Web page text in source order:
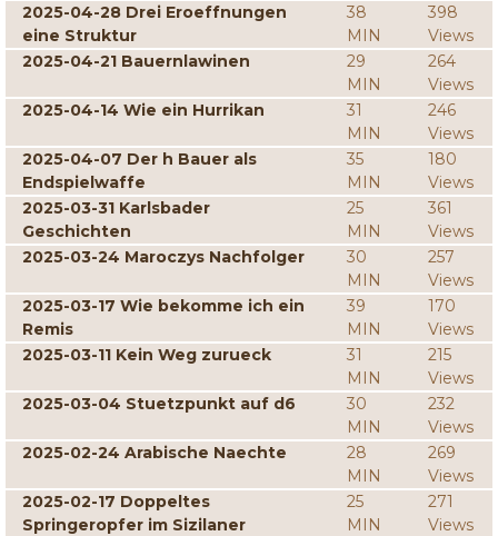
2025-04-28 Drei Eroeffnungen
eine Struktur
38
MIN
398
Views
2025-04-21 Bauernlawinen
29
MIN
264
Views
2025-04-14 Wie ein Hurrikan
31
MIN
246
Views
2025-04-07 Der h Bauer als
Endspielwaffe
35
MIN
180
Views
2025-03-31 Karlsbader
Geschichten
25
MIN
361
Views
2025-03-24 Maroczys Nachfolger
30
MIN
257
Views
2025-03-17 Wie bekomme ich ein
Remis
39
MIN
170
Views
2025-03-11 Kein Weg zurueck
31
MIN
215
Views
2025-03-04 Stuetzpunkt auf d6
30
MIN
232
Views
2025-02-24 Arabische Naechte
28
MIN
269
Views
2025-02-17 Doppeltes
Springeropfer im Sizilaner
25
MIN
271
Views